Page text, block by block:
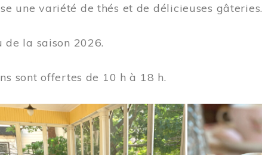
une variété de thés et de délicieuses gâteries.
de la saison 2026.
sont offertes de 10 h à 18 h.